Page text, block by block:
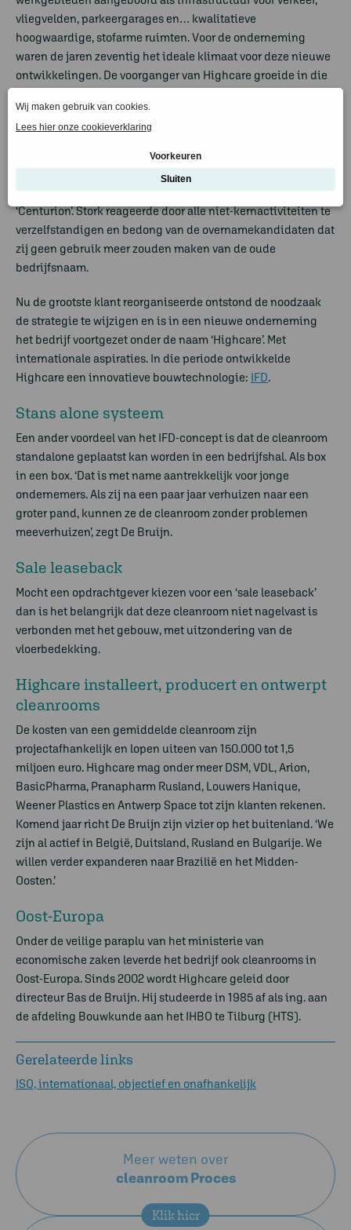
vliegvelden, parkeergarages en… kwalitatieve
hoogwaardige, stofarme ruimten. Voor de onderneming
waren de jaren zeventig het ideale klimaat voor deze nieuwe
ontwikkelingen. De voorganger van Highcare groeide in die
Philips
Eind jaren ’80 werd de moederonderneming, de NIG Groep,
verkocht aan Stork. In die periode startte Philips, de grootste
klant, aan de reorganisatie met de krachtige naam
‘Centurion’. Stork reageerde door alle niet-kernactiviteiten te
verzelfstandigen en bedong van de overnamekandidaten dat
zij geen gebruik meer zouden maken van de oude
bedrijfsnaam.
Nu de grootste klant reorganiseerde ontstond de noodzaak
de strategie te wijzigen en is in een nieuwe onderneming
het bedrijf voortgezet onder de naam ‘Highcare’. Met
internationale aspiraties. In die periode ontwikkelde
Highcare een innovatieve bouwtechnologie: IFD.
Stans alone systeem
Een ander voordeel van het IFD-concept is dat de cleanroom
standalone geplaatst kan worden in een bedrijfshal. Als box
in een box. ‘Dat is met name aantrekkelijk voor jonge
ondernemers. Als zij na een paar jaar verhuizen naar een
groter pand, kunnen ze de cleanroom zonder problemen
meeverhuizen’, zegt De Bruijn.
Sale leaseback
Mocht een opdrachtgever kiezen voor een ‘sale leaseback’
dan is het belangrijk dat deze cleanroom niet nagelvast is
verbonden met het gebouw, met uitzondering van de
vloerbedekking.
Highcare installeert, producert en ontwerpt
cleanrooms
De kosten van een gemiddelde cleanroom zijn
projectafhankelijk en lopen uiteen van 150.000 tot 1,5
miljoen euro. Highcare mag onder meer DSM, VDL, Arion,
BasicPharma, Pranapharm Rusland, Louwers Hanique,
Weener Plastics en Antwerp Space tot zijn klanten rekenen.
Komend jaar richt De Bruijn zijn vizier op het buitenland. ‘We
zijn al actief in België, Duitsland, Rusland en Bulgarije. We
willen verder expanderen naar Brazilië en het Midden-
Oosten.’
Oost-Europa
Onder de veilige paraplu van het ministerie van
economische zaken leverde het bedrijf ook cleanrooms in
Oost-Europa. Sinds 2002 wordt Highcare geleid door
directeur Bas de Bruijn. Hij studeerde in 1985 af als ing. aan
de afdeling Bouwkunde aan het IHBO te Tilburg (HTS).
Gerelateerde links
ISO, internationaal, objectief en onafhankelijk
Meer weten over
cleanroom Proces
Klik hier